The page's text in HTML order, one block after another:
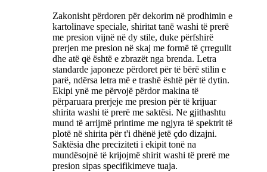
Zakonisht përdoren për dekorim në prodhimin e
kartolinave speciale, shiritat tanë washi të prerë
me presion vijnë në dy stile, duke përfshirë
prerjen me presion në skaj me formë të çrregullt
dhe atë që është e zbrazët nga brenda. Letra
standarde japoneze përdoret për të bërë stilin e
parë, ndërsa letra më e trashë është për të dytin.
Ekipi ynë me përvojë përdor makina të
përparuara prerjeje me presion për të krijuar
shirita washi të prerë me saktësi. Ne gjithashtu
mund të arrijmë printime me ngjyra të spektrit të
plotë në shirita për t'i dhënë jetë çdo dizajni.
Saktësia dhe preciziteti i ekipit tonë na
mundësojnë të krijojmë shirit washi të prerë me
presion sipas specifikimeve tuaja.